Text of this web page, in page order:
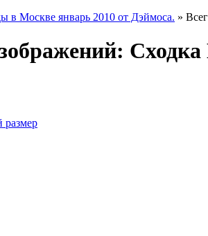
в Москве январь 2010 от Дэймоса. »
размер